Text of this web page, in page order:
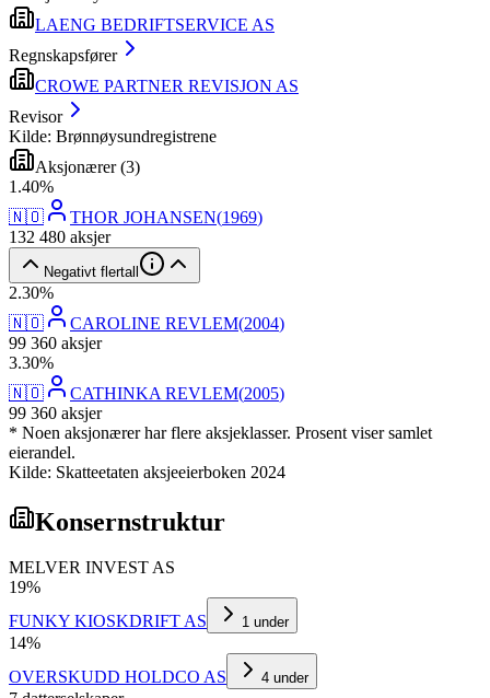
LAENG BEDRIFTSERVICE AS
Regnskapsfører
CROWE PARTNER REVISJON AS
Revisor
Kilde: Brønnøysundregistrene
Aksjonærer(3)
1 .40%
🇳🇴
THOR JOHANSEN(1969)
132 480 aksjer
Negativt flertall
2.30%
🇳🇴
CAROLINE REVLEM(2004)
99 360 aksjer
3.30%
🇳🇴
CATHINKA REVLEM(2005)
99 360 aksjer
* Noen aksjonærer har flere aksjeklasser. Prosent viser samlet
eierandel.
Kilde: Skatteetaten aksjeeierboken 2024
Konsernstruktur
MELVER INVEST AS
19%
FUNKY KIOSKDRIFT AS
1 under
14%
OVERSKUDD HOLDCO AS
4 under